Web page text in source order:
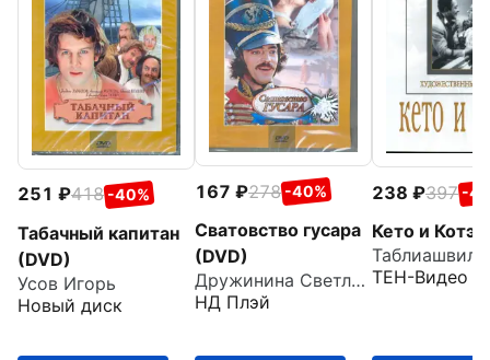
251 418 -40%
Табачный капитан
(DVD)
Усов Игорь
Новый диск
167 278 -40%
Сватовство гусара
(DVD)
Дружинина Светлана
НД Плэй
238 397 -
Кето и Котэ
ТЕН-Видео